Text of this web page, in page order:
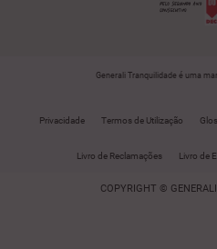
Generali Tranquilidade é uma
Privacidade Termos de Utilização
Livro de Reclamações Livro de
COPYRIGHT ©